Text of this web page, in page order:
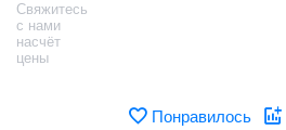
Свяжитесь
с нами
насчёт
цены
Понравилось